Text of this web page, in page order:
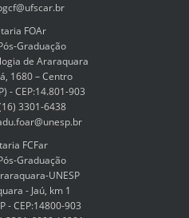
FOAr
Graduação
de Araraquara
1680 – Centro
- CEP:14.801-903
3301-6438
FCFar
Graduação
UNESP
- Jaú, km 1
- CEP:14800-903